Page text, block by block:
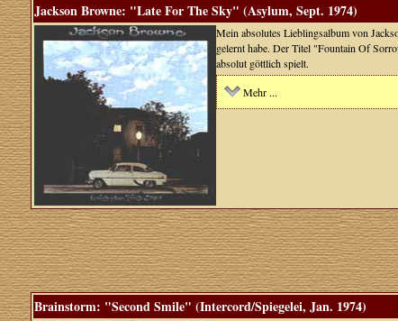
Jackson Browne: "Late For The Sky" (Asylum, Sept. 1974)
Mein absolutes Lieblingsalbum von
gelernt habe. Der Titel "Fountain Of
absolut göttlich spielt.
Mehr ...
Brainstorm: "Second Smile" (Intercord/Spiegelei, Jan. 1974)